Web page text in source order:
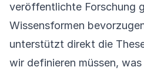
veröffentlichte Forschung
Wissensformen
unterstützt direkt die
wir definieren müssen,